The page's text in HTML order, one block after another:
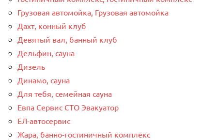
Грузовая автомойка, Грузовая автомойка
Дахт, конный клуб
Девятый вал, банный клуб
Дельфин, сауна
Дизель
Динамо, сауна
Для тебя, семейная сауна
Евпа Сервис СТО Эвакуатор
ЕЛ-автосервис
Жара, банно-гостиничный комплекс